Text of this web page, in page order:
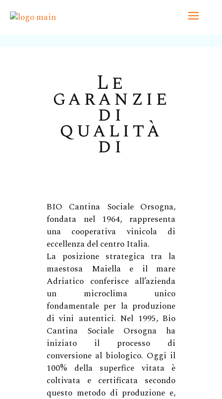
Le
garanzie
di
qualità
di
BIO Cantina Sociale Orsogna,
fondata nel 1964, rappresenta
una cooperativa vinicola di
eccellenza del centro Italia.
La posizione strategica tra la
maestosa Maiella e il mare
Adriatico conferisce all’azienda
un microclima unico
fondamentale per la produzione
di vini autentici. Nel 1995, Bio
Cantina Sociale Orsogna ha
iniziato il processo di
conversione al biologico. Oggi il
100% della superfice vitata è
coltivata e certificata secondo
questo metodo di produzione e,